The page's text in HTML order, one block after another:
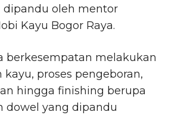
dipandu oleh mentor
Kayu Bogor Raya.
berkesempatan melakukan
proses pengeboran,
hingga finishing berupa
dowel yang dipandu